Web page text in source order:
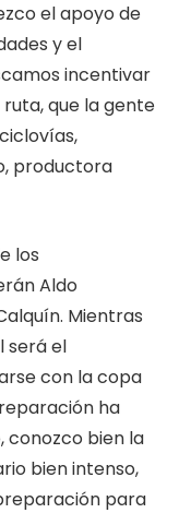
el apoyo de
y el
incentivar
que la gente
productora
los
Aldo
Mientras
será el
con la copa
ha
conozco bien la
bien intenso,
para